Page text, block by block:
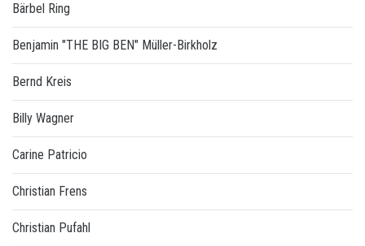
Bärbel Ring
Benjamin "THE BIG BEN" Müller-Birkholz
Bernd Kreis
Billy Wagner
Carine Patricio
Christian Frens
Christian Pufahl